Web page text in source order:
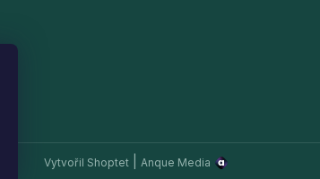
Vytvořil Shoptet Anque Media